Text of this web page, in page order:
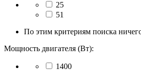
25
51
По этим критериям поиска
Мощность двигателя (Вт):
1400